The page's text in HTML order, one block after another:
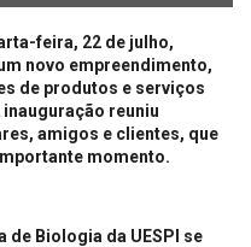
feira, 22 de julho,
novo empreendimento,
de produtos e serviços
inauguração reuniu
amigos e clientes, que
momento.
de Biologia da UESPI se